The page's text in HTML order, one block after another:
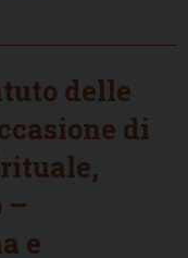
delle
di
–
e